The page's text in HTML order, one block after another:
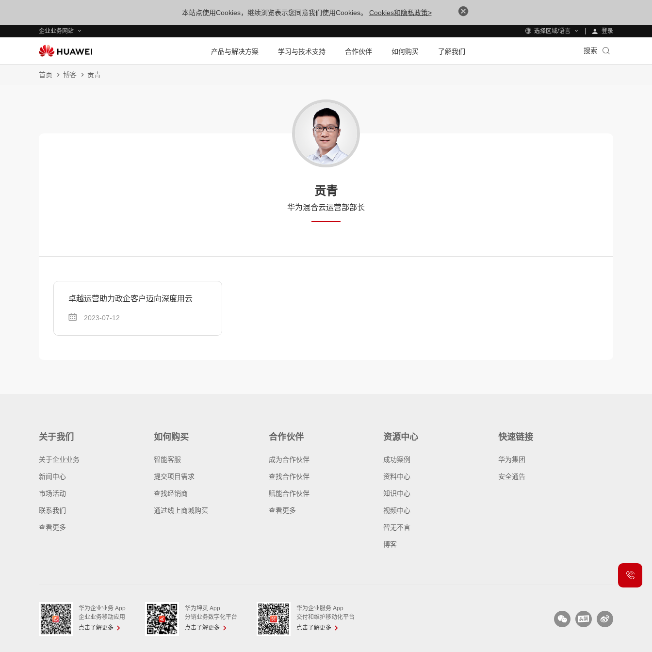
本站点使用Cookies，继续浏览表示您同意我们使用Cookies。 Cookies和隐私政策>
企业业务网站 选择区域/语言 登录
产品与解决方案 学习与技术支持 合作伙伴 如何购买 了解我们 搜索
首页 博客 贡青
贡青
华为混合云运营部部长
卓越运营助力政企客户迈向深度用云
2023-07-12
关于我们
关于企业业务
新闻中心
市场活动
联系我们
查看更多
如何购买
智能客服
提交项目需求
查找经销商
通过线上商城购买
合作伙伴
成为合作伙伴
查找合作伙伴
赋能合作伙伴
查看更多
资源中心
成功案例
资料中心
知识中心
视频中心
智无不言
博客
快速链接
华为集团
安全通告
华为企业业务 App
企业业务移动应用
点击了解更多
华为坤灵 App
分销业务数字化平台
点击了解更多
华为企业服务 App
交付和维护移动化平台
点击了解更多